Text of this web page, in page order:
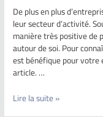
De plus en plus
leur secteur d’activité.
manière très positive de
autour de soi. Pour
est bénéfique pour
article. …
Lire la suite »